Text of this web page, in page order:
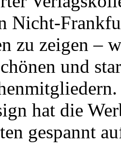
Nicht-
zu zeigen –
und
hat die
gespannt